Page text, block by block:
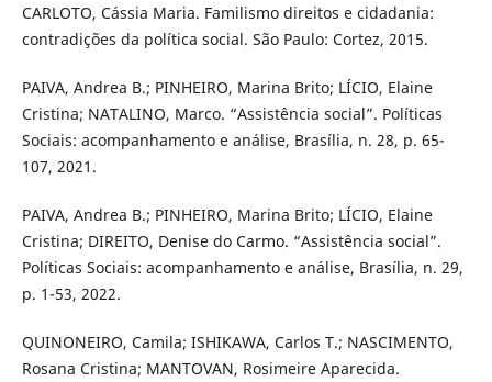
CARLOTO, Cássia Maria. Familismo direitos e cidadania:
contradições da política social. São Paulo: Cortez, 2015.
PAIVA, Andrea B.; PINHEIRO, Marina Brito; LÍCIO, Elaine
Cristina; NATALINO, Marco. “Assistência social”. Políticas
Sociais: acompanhamento e análise, Brasília, n. 28, p. 65-
107, 2021.
PAIVA, Andrea B.; PINHEIRO, Marina Brito; LÍCIO, Elaine
Cristina; DIREITO, Denise do Carmo. “Assistência social”.
Políticas Sociais: acompanhamento e análise, Brasília, n. 29,
p. 1-53, 2022.
QUINONEIRO, Camila; ISHIKAWA, Carlos T.; NASCIMENTO,
Rosana Cristina; MANTOVAN, Rosimeire Aparecida.